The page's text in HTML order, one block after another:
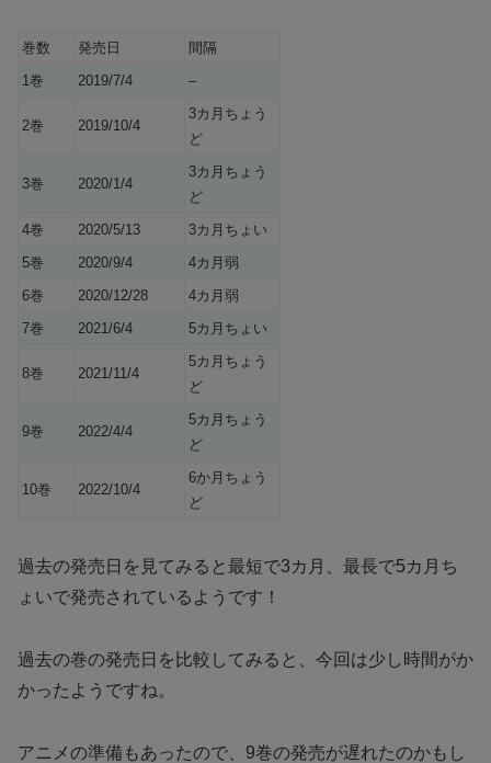
巻数 発売日
間隔
1巻
2019/7/4 –
2巻 2019/10/4
3カ月ちょう
ど
3巻 2020/1/4
3カ月ちょう
ど
4巻
2020/5/13
3カ月ちょい
5巻
2020/9/4
4カ月弱
6巻
2020/12/28
4カ月弱
7巻
2021/6/4 5カ月ちょい
8巻 2021/11/4
5カ月ちょう
ど
9巻 2022/4/4
5カ月ちょう
ど
10巻 2022/10/4
6か月ちょう
ど
過去の発売日を見てみると最短で3カ月、最長で5カ月ち
ょいで発売されているようです！
過去の巻の発売日を比較してみると、今回は少し時間がか
かったようですね。
アニメの準備もあったので、9巻の発売が遅れたのかもし